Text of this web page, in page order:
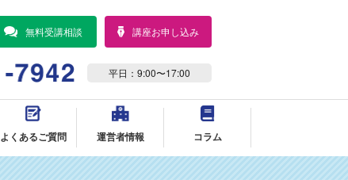
無料受講相談 講座お申し込み
平日：9:00〜17:00
よくあるご質問 運営者情報 コラム